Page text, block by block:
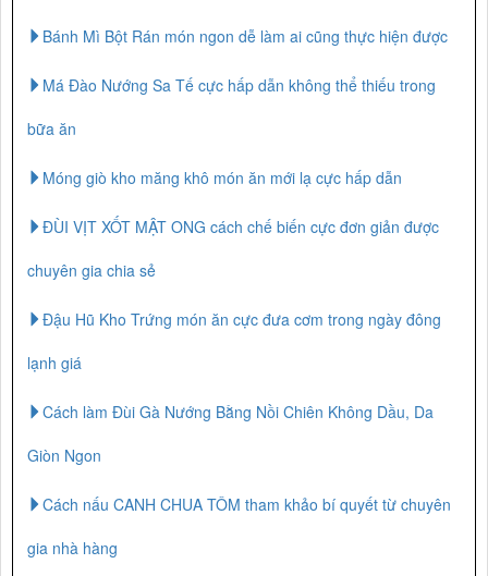
Bánh Mì Bột Rán món ngon dễ làm ai cũng thực hiện được
Má Đào Nướng Sa Tế cực hấp dẫn không thể thiếu trong
bữa ăn
Móng giò kho măng khô món ăn mới lạ cực hấp dẫn
ĐÙI VỊT XỐT MẬT ONG cách chế biến cực đơn giản được
chuyên gia chia sẻ
Đậu Hũ Kho Trứng món ăn cực đưa cơm trong ngày đông
lạnh giá
Cách làm Đùi Gà Nướng Bằng Nồi Chiên Không Dầu, Da
Giòn Ngon
Cách nấu CANH CHUA TÔM tham khảo bí quyết từ chuyên
gia nhà hàng